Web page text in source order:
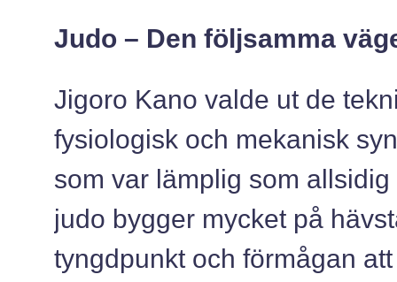
Judo – Den följsamma
Jigoro Kano valde ut de
fysiologisk och mekanisk
som var lämplig som
judo bygger mycket på
tyngdpunkt och förmågan